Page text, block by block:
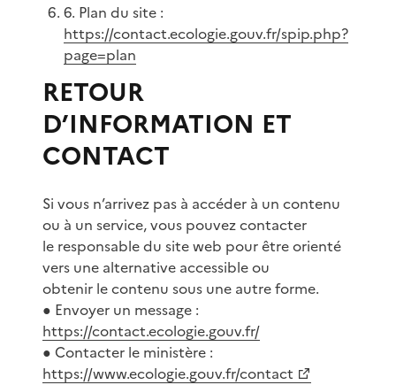
6. Plan du site :
https://contact.ecologie.gouv.fr/spip.php?
page=plan
RETOUR
D’INFORMATION ET
CONTACT
Si vous n’arrivez pas à accéder à un contenu
ou à un service, vous pouvez contacter
le responsable du site web pour être orienté
vers une alternative accessible ou
obtenir le contenu sous une autre forme.
● Envoyer un message :
https://contact.ecologie.gouv.fr/
● Contacter le ministère :
https://www.ecologie.gouv.fr/contact